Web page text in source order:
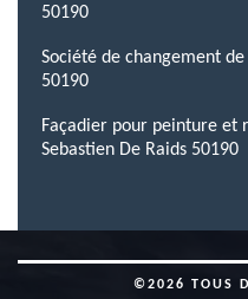
50190
Société de changement
50190
Façadier pour peinture et
Sebastien De Raids 50190
©2026 TOUS